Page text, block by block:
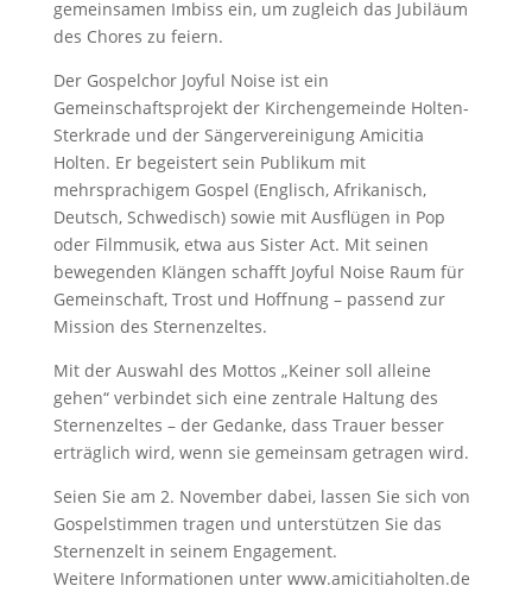
gemeinsamen Imbiss ein, um zugleich das Jubiläum
des Chores zu feiern.
Der Gospelchor Joyful Noise ist ein
Gemeinschaftsprojekt der Kirchengemeinde Holten-
Sterkrade und der Sängervereinigung Amicitia
Holten. Er begeistert sein Publikum mit
mehrsprachigem Gospel (Englisch, Afrikanisch,
Deutsch, Schwedisch) sowie mit Ausflügen in Pop
oder Filmmusik, etwa aus Sister Act. Mit seinen
bewegenden Klängen schafft Joyful Noise Raum für
Gemeinschaft, Trost und Hoffnung – passend zur
Mission des Sternenzeltes.
Mit der Auswahl des Mottos „Keiner soll alleine
gehen“ verbindet sich eine zentrale Haltung des
Sternenzeltes – der Gedanke, dass Trauer besser
erträglich wird, wenn sie gemeinsam getragen wird.
Seien Sie am 2. November dabei, lassen Sie sich von
Gospelstimmen tragen und unterstützen Sie das
Sternenzelt in seinem Engagement.
Weitere Informationen unter www.amicitiaholten.de